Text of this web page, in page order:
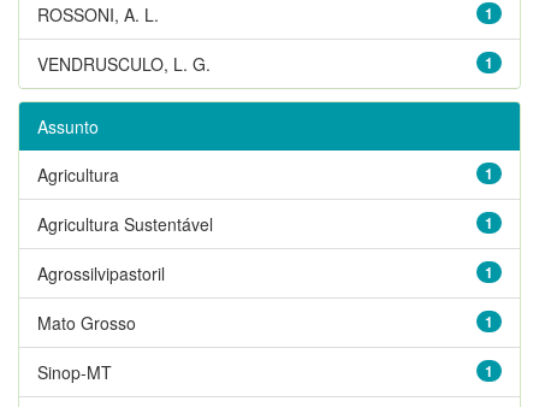
1
ROSSONI, A. L.
1
VENDRUSCULO, L. G.
Assunto
1
Agricultura
1
Agricultura Sustentável
1
Agrossilvipastoril
1
Mato Grosso
1
Sinop-MT